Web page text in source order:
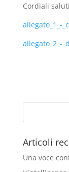
Cordiali
allegato_1_-
allegato_2_-
Articoli
Una voce